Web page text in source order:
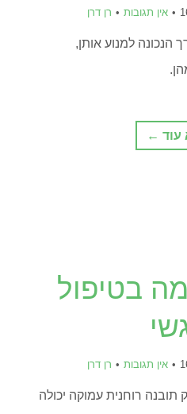
אין תגובות רן דרן
הנכונה למנוע אותן,
עוד ←
בטיפול
אין תגובות רן דרן
רוחנית עמוקה יכולה